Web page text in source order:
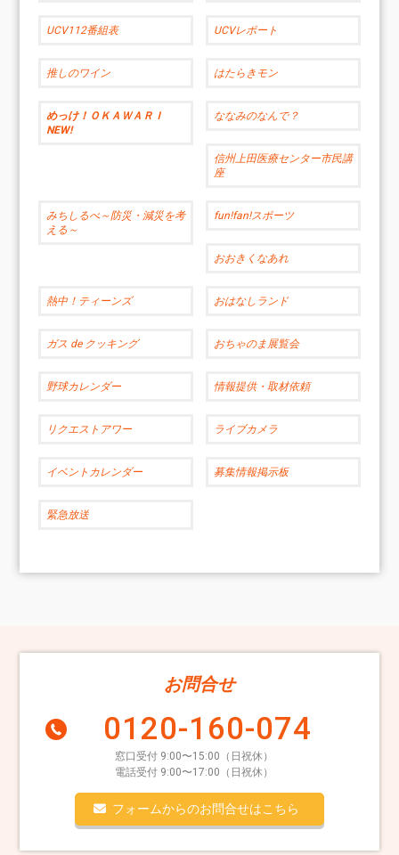
UCV112番組表 UCVレポート
推しのワイン はたらきモン
めっけ！ＯＫＡＷＡＲＩ
NEW!
ななみのなんで？
信州上田医療センター市民講
座
みちしるべ～防災・減災を考
える～
fun!fan!スポーツ
おおきくなあれ
熱中！ティーンズ おはなしランド
ガス de クッキング おちゃのま展覧会
野球カレンダー 情報提供・取材依頼
リクエストアワー ライブカメラ
イベントカレンダー 募集情報掲示板
緊急放送
お問合せ
0120-160-074
窓口受付 9:00〜15:00（日祝休）
電話受付 9:00〜17:00（日祝休）
フォームからのお問合せはこちら